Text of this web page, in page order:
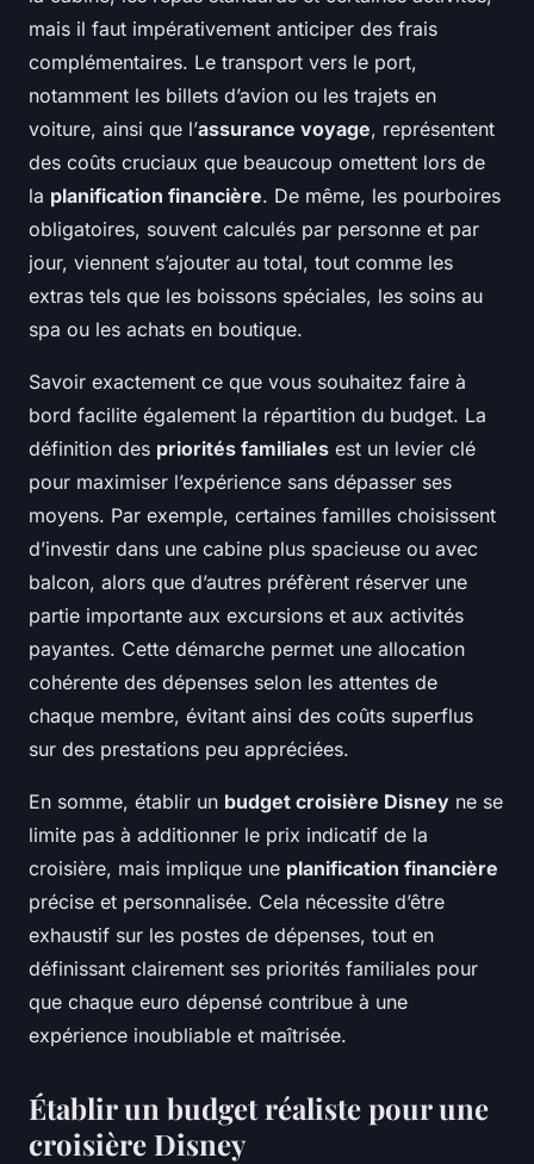
mais il faut impérativement anticiper des frais
complémentaires. Le transport vers le port,
notamment les billets d’avion ou les trajets en
voiture, ainsi que l’assurance voyage, représentent
des coûts cruciaux que beaucoup omettent lors de
la planification financière. De même, les pourboires
obligatoires, souvent calculés par personne et par
jour, viennent s’ajouter au total, tout comme les
extras tels que les boissons spéciales, les soins au
spa ou les achats en boutique.
Savoir exactement ce que vous souhaitez faire à
bord facilite également la répartition du budget. La
définition des priorités familiales est un levier clé
pour maximiser l’expérience sans dépasser ses
moyens. Par exemple, certaines familles choisissent
d’investir dans une cabine plus spacieuse ou avec
balcon, alors que d’autres préfèrent réserver une
partie importante aux excursions et aux activités
payantes. Cette démarche permet une allocation
cohérente des dépenses selon les attentes de
chaque membre, évitant ainsi des coûts superflus
sur des prestations peu appréciées.
En somme, établir un budget croisière Disney ne se
limite pas à additionner le prix indicatif de la
croisière, mais implique une planification financière
précise et personnalisée. Cela nécessite d’être
exhaustif sur les postes de dépenses, tout en
définissant clairement ses priorités familiales pour
que chaque euro dépensé contribue à une
expérience inoubliable et maîtrisée.
Établir un budget réaliste pour une
croisière Disney